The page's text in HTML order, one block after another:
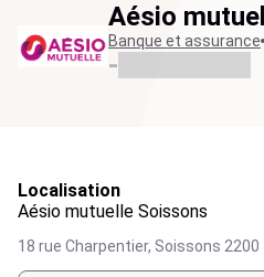
Aésio
Banque et assurance
-
Localisation
Aésio mutuelle Soissons
18 rue Charpentier, Soissons 2200